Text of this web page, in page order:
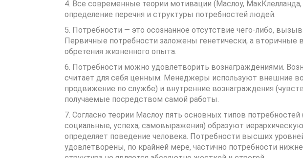
4. Все современные теории мотивации (Маслоу,
определение перечня и структуры потребностей людей.
5. Потребности — это осознанное отсутствие чего-либо,
Первичные потребности заложены генетически, а вторичные
обретения жизненного опыта.
6. Потребности можно удовлетворить вознаграждениями.
считает для себя ценным. Менеджеры используют внешние
продвижение по службе) и внутренние вознаграждения
получаемые посредством самой работы.
7. Согласно теории Маслоу пять основных типов потребностей
социальные, успеха, самовыражения) образуют
определяет поведение человека. Потребности высших
удовлетворены, по крайней мере, частично потребности